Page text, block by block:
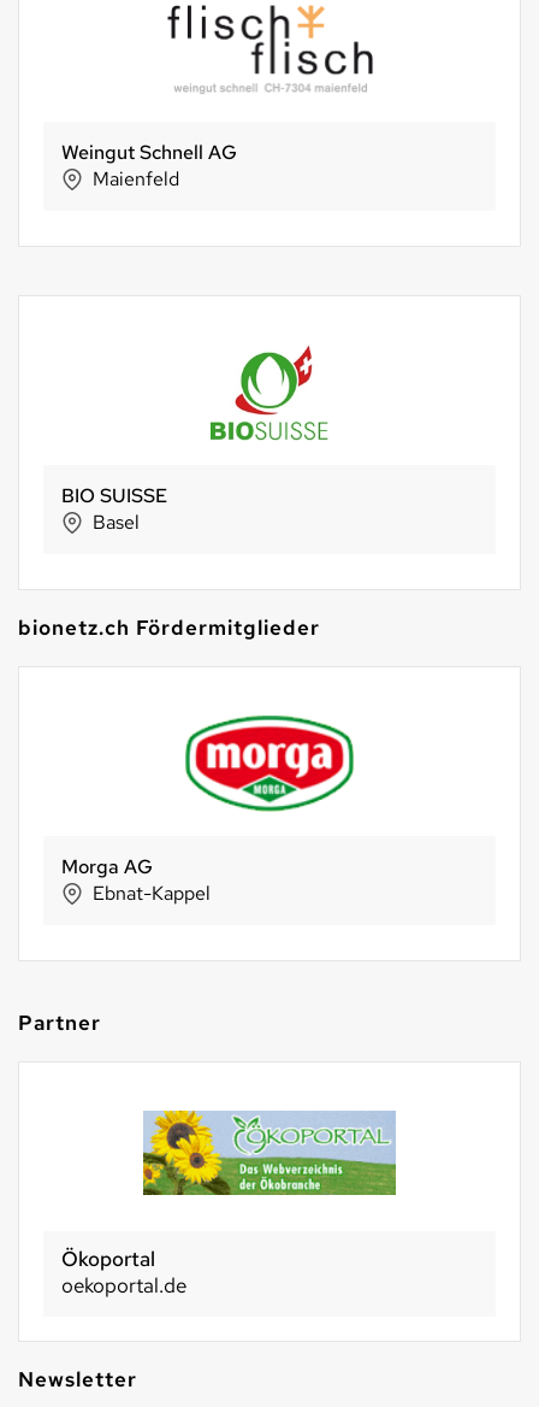
Weingut Schnell AG
Maienfeld
BIO SUISSE
Basel
bionetz.ch Fördermitglieder
Morga AG
Ebnat-Kappel
Partner
Ökoportal
oekoportal.de
Newsletter